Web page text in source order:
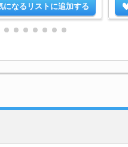
になるリストに追加する